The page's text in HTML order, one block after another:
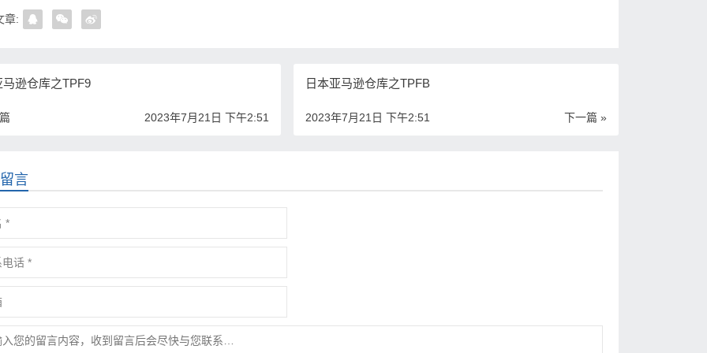
章:
马逊仓库之TPF9
2023年7月21日 下午2:51
日本亚马逊仓库之TPFB
下一篇 »
2023年7月21日 下午2:51
言